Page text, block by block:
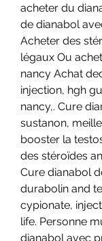
acheter du
de dianabol
Acheter des
légaux Ou
nancy Achat
injection, hgh
nancy,. Cure
sustanon,
booster la
des stéroïdes
Cure dianabol
durabolin and
cypionate,
life. Personne
dianabol avec